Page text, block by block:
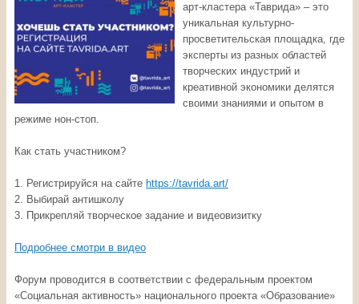
арт-кластера «Таврида» ‒ это
уникальная культурно-
просветительская площадка, где
эксперты из разных областей
творческих индустрий и
креативной экономики делятся
своими знаниями и опытом в
режиме нон-стоп.
Как стать участником?
1. Регистрируйся на сайте https://tavrida.art/
2. Выбирай антишколу
3. Прикрепляй творческое задание и видеовизитку
Подробнее смотри в видео
Форум проводится в соответствии с федеральным проектом
«Социальная активность» национального проекта «Образование»